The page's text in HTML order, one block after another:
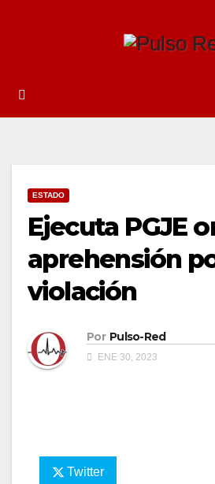
ESTADO
Ejecuta PGJE
aprehensión
violación
Por Pulso-Red
ENE 30, 2023
Twitter